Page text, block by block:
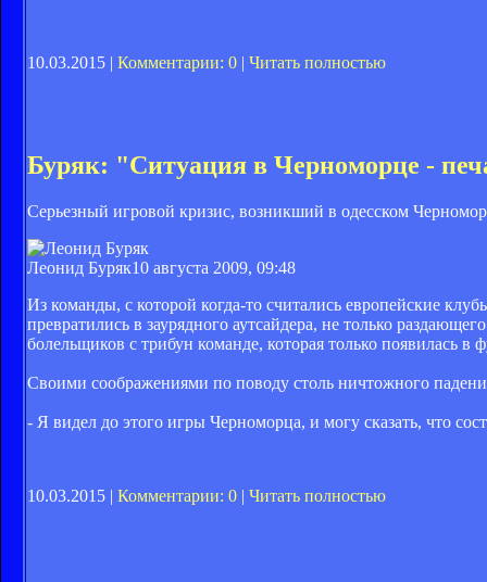
10.03.2015 | Комментарии: 0 | Читать полностью
Буряк: "Ситуация в Черноморце -
Серьезный игровой кризис, возникший в одесском
Леонид Буряк10 августа 2009, 09:48
Из команды, с которой когда-то считались европейские
превратились в заурядного аутсайдера, не только
болельщиков с трибун команде, которая только появилась в
Своими соображениями по поводу столь ничтожного
- Я видел до этого игры Черноморца, и могу сказать, что
10.03.2015 | Комментарии: 0 | Читать полностью